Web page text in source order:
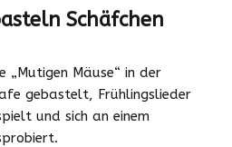
Schäfchen
„Mutigen Mäuse“ in der
gebastelt, Frühlingslieder
und sich an einem